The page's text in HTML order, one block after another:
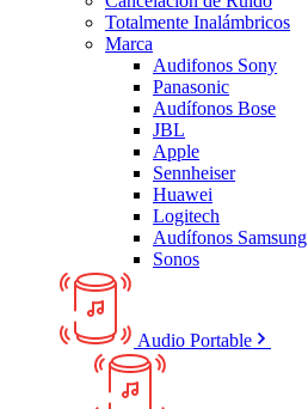
Totalmente Inalámbricos
Marca
Audifonos Sony
Panasonic
Audífonos Bose
JBL
Apple
Sennheiser
Huawei
Logitech
Audífonos Samsung
Sonos
Audio Portable